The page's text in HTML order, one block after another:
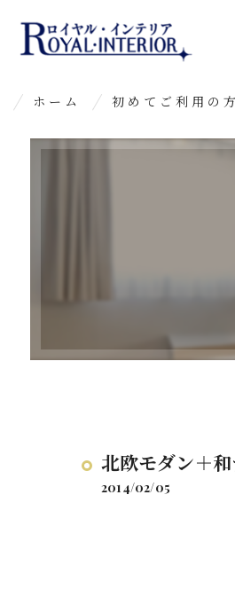
ホーム 初めてご利用の
北欧モダン＋和
2014/02/05